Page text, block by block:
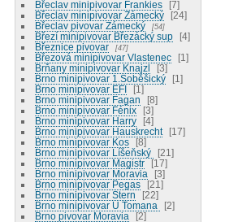
Břeclav minipivovar Frankies
7
Břeclav minipivovar Zámecký
24
Břeclav pivovar Zámecký
54
Březí minipivovar Březácký sup
4
Březnice pivovar
47
Březová minipivovar Vlastenec
1
Brňany minipivovar Knajzl
3
Brno minipivovar 1.Soběšický
1
Brno minipivovar EFI
1
Brno minipivovar Fagan
8
Brno minipivovar Fénix
3
Brno minipivovar Harry
4
Brno minipivovar Hauskrecht
17
Brno minipivovar Kos
8
Brno minipivovar Líšeňský
21
Brno minipivovar Magistr
17
Brno minipivovar Moravia
3
Brno minipivovar Pegas
21
Brno minipivovar Stern
22
Brno minipivovar U Tomana
2
Brno pivovar Moravia
2